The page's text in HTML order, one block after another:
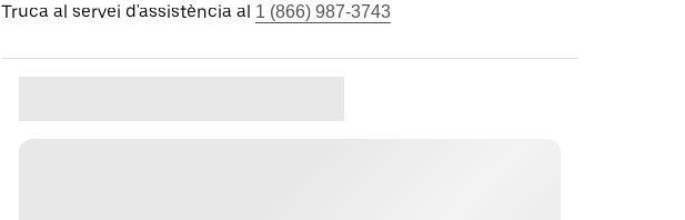
Truca al servei d'assistència al 1 (866) 987-3743